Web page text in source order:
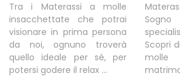
Tra i Materassi a molle
insacchettate che potrai
visionare in prima persona
da noi, ognuno troverà
quello ideale per sé, per
potersi godere il relax ...
Scopri